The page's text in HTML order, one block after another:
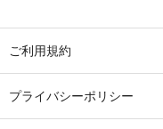
ご利用規約
プライバシーポリシー